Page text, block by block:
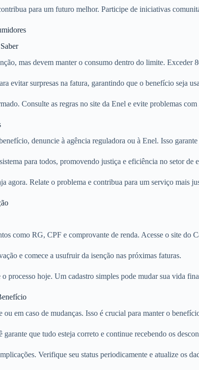
para um futuro melhor. Participe de iniciativas
mas devem manter o consumo dentro do limite.
evitar surpresas na fatura, garantindo que o benefício seja
Consulte as regras no site da Enel e evite problemas com
denuncie à agência reguladora ou à Enel. Isso
para todos, promovendo justiça e eficiência no setor de
agora. Relate o problema e contribua para um serviço mais
como RG, CPF e comprovante de renda. Acesse o site do
e comece a usufruir da isenção nas próximas faturas.
o processo hoje. Um cadastro simples pode mudar sua vida
ou em caso de mudanças. Isso é crucial para manter o
que tudo esteja correto e continue recebendo os
Verifique seu status periodicamente e atualize os